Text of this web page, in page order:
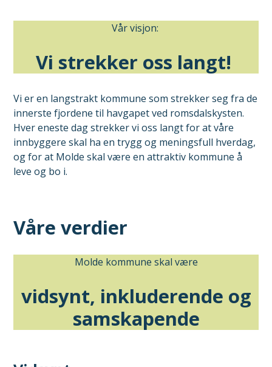
Vår visjon:
Vi strekker oss langt!
Vi er en langstrakt kommune som strekker seg fra de
innerste fjordene til havgapet ved romsdalskysten.
Hver eneste dag strekker vi oss langt for at våre
innbyggere skal ha en trygg og meningsfull hverdag,
og for at Molde skal være en attraktiv kommune å
leve og bo i.
Våre verdier
Molde kommune skal være
vidsynt, inkluderende og
samskapende